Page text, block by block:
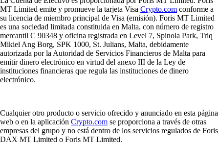
MT Limited emite y promueve la tarjeta Visa Crypto.com conforme a
su licencia de miembro principal de Visa (emisión). Foris MT Limited
es una sociedad limitada constituida en Malta, con número de registro
mercantil C 90348 y oficina registrada en Level 7, Spinola Park, Triq
Mikiel Ang Borg, SPK 1000, St. Julians, Malta, debidamente
autorizada por la Autoridad de Servicios Financieros de Malta para
emitir dinero electrónico en virtud del anexo III de la Ley de
instituciones financieras que regula las instituciones de dinero
electrónico.
Cualquier otro producto o servicio ofrecido y anunciado en esta página
web o en la aplicación Crypto.com se proporciona a través de otras
empresas del grupo y no está dentro de los servicios regulados de Foris
DAX MT Limited o Foris MT Limited.